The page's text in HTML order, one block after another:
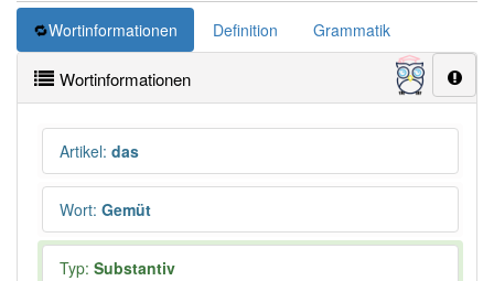
Wortinformationen Definition Grammatik
Wortinformationen
Artikel: das
Wort: Gemüt
Typ: Substantiv